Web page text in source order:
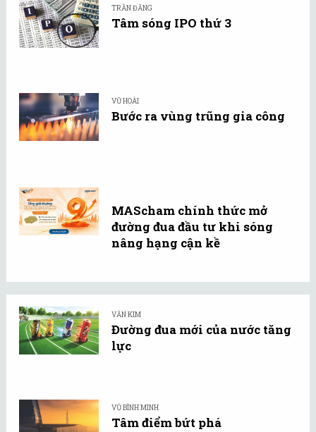
TRẦN ĐĂNG
Tâm sóng IPO thứ 3
VŨ HOÀI
Bước ra vùng trũng gia công
MAScham chính thức mở
đường đua đầu tư khi sóng
nâng hạng cận kề
VĂN KIM
Đường đua mới của nước tăng
lực
VŨ BÌNH MINH
Tâm điểm bứt phá